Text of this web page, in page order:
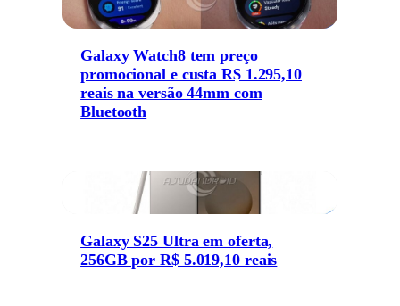
Galaxy Watch8 tem preço
promocional e custa R$ 1.295,10
reais na versão 44mm com
Bluetooth
Galaxy S25 Ultra em oferta,
256GB por R$ 5.019,10 reais